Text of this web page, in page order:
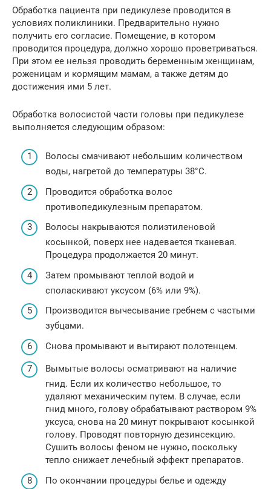
Обработка пациента при педикулезе проводится в
условиях поликлиники. Предварительно нужно
получить его согласие. Помещение, в котором
проводится процедура, должно хорошо проветриваться.
При этом ее нельзя проводить беременным женщинам,
роженицам и кормящим мамам, а также детям до
достижения ими 5 лет.
Обработка волосистой части головы при педикулезе
выполняется следующим образом:
Волосы смачивают небольшим количеством
воды, нагретой до температуры 38°C.
Проводится обработка волос
противопедикулезным препаратом.
Волосы накрываются полиэтиленовой
косынкой, поверх нее надевается тканевая.
Процедура продолжается 20 минут.
Затем промывают теплой водой и
споласкивают уксусом (6% или 9%).
Производится вычесывание гребнем с частыми
зубцами.
Снова промывают и вытирают полотенцем.
Вымытые волосы осматривают на наличие
гнид. Если их количество небольшое, то
удаляют механическим путем. В случае, если
гнид много, голову обрабатывают раствором 9%
уксуса, снова на 20 минут покрывают косынкой
голову. Проводят повторную дезинсекцию.
Сушить волосы феном не нужно, поскольку
тепло снижает лечебный эффект препаратов.
По окончании процедуры белье и одежду